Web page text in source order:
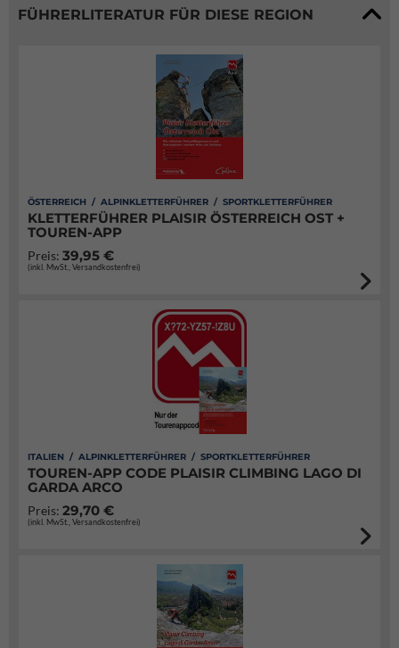
FÜHRERLITERATUR FÜR DIESE REGION
ÖSTERREICH / ALPINKLETTERFÜHRER / SPORTKLETTERFÜHRER
KLETTERFÜHRER PLAISIR ÖSTERREICH OST +
TOUREN-APP
Preis: 39,95 €
(inkl. MwSt., Versandkostenfrei)
ITALIEN / ALPINKLETTERFÜHRER / SPORTKLETTERFÜHRER
TOUREN-APP CODE PLAISIR CLIMBING LAGO DI
GARDA ARCO
Preis: 29,70 €
(inkl. MwSt., Versandkostenfrei)